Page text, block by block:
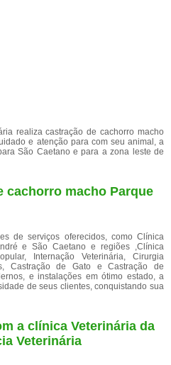
realiza castração de cachorro macho
e atenção para com seu animal, a
São Caetano e para a zona leste de
cachorro macho Parque
de serviços oferecidos, como Clínica
e São Caetano e regiões ,Clínica
Internação Veterinária, Cirurgia
Castração de Gato e Castração de
e instalações em ótimo estado, a
de seus clientes, conquistando sua
a clínica Veterinária da
Veterinária